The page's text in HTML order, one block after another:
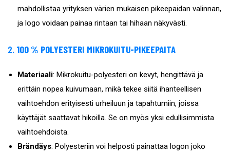
mahdollistaa yrityksen värien mukaisen pikeepaidan valinnan,
ja logo voidaan painaa rintaan tai hihaan näkyvästi.
2. 100 % POLYESTERI MIKROKUITU-PIKEEPAITA
Materiaali: Mikrokuitu-polyesteri on kevyt, hengittävä ja
erittäin nopea kuivumaan, mikä tekee siitä ihanteellisen
vaihtoehdon erityisesti urheiluun ja tapahtumiin, joissa
käyttäjät saattavat hikoilla. Se on myös yksi edullisimmista
vaihtoehdoista.
Brändäys: Polyesteriin voi helposti painattaa logon joko